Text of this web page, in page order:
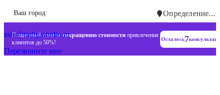
Ваш город: Определение...
Пошаговый план посокращению стоимости привлечения
клиентов до 50%!
Осталось7
+7 (993) 477-18-57
info@indigastudio.ru
Перезвоните мне